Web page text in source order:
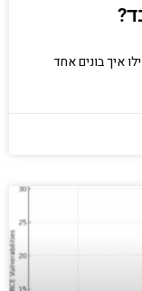
איך בונים אחד